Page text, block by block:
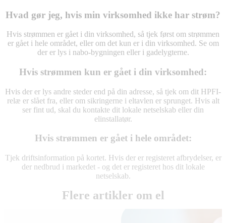
Hvad gør jeg, hvis min virksomhed ikke har strøm?
Hvis strømmen er gået i din virksomhed, så tjek først om strømmen
er gået i hele området, eller om det kun er i din virksomhed. Se om
der er lys i nabo-bygningen eller i gadelygterne.
Hvis strømmen kun er gået i din virksomhed:
Hvis der er lys andre steder end på din adresse, så tjek om dit HPFI-
relæ er slået fra, eller om sikringerne i eltavlen er sprunget. Hvis alt
ser fint ud, skal du kontakte dit lokale netselskab eller din
elinstallatør.
Hvis strømmen er gået i hele området:
Tjek driftsinformation på kortet. Hvis der er registeret afbrydelser, er
der nedbrud i markedet - og det er registeret hos dit lokale
netselskab.
Flere artikler om el